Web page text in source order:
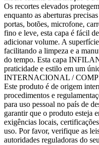
Os recortes elevados
enquanto as aberturas
portas, botões, microfone,
fino e leve, esta capa é fácil
adicionar volume. A
facilitando a limpeza e a
do tempo. Esta capa
praticidade e estilo em um
INTERNACIONAL /
Este produto é de origem
procedimentos e
para uso pessoal no país de
garantir que o produto esteja
exigências locais,
uso. Por favor, verifique as
autoridades reguladoras do